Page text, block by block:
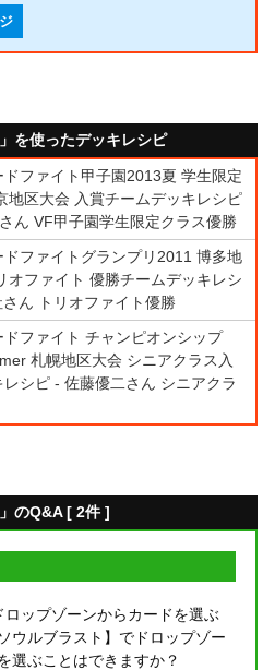
を使ったデッキレシピ
ドファイト甲子園2013夏 学生限定
地区大会 入賞チームデッキレシピ
ん VF甲子園学生限定クラス優勝
ドファイトグランプリ2011 博多地
オファイト 優勝チームデッキレシ
ん トリオファイト優勝
ドファイト チャンピオンシップ
札幌地区大会 シニアクラス入
シピ - 佐藤優二さん シニアクラ
のQ&A [ 2件 ]
ップゾーンからカードを選ぶ
ウルブラスト】でドロップゾー
選ぶことはできますか？